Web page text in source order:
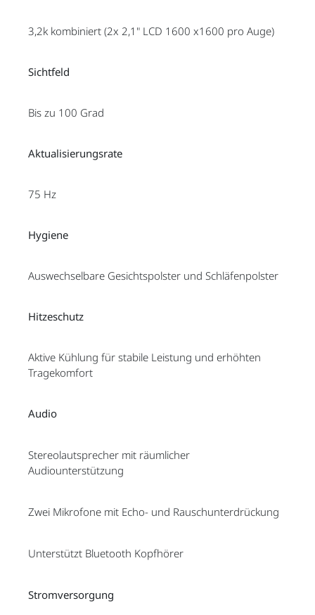
3,2k kombiniert (2x 2,1" LCD 1600 x1600 pro Auge)
Sichtfeld
Bis zu 100 Grad
Aktualisierungsrate
75 Hz
Hygiene
Auswechselbare Gesichtspolster und Schläfenpolster
Hitzeschutz
Aktive Kühlung für stabile Leistung und erhöhten
Tragekomfort
Audio
Stereolautsprecher mit räumlicher
Audiounterstützung
Zwei Mikrofone mit Echo- und Rauschunterdrückung
Unterstützt Bluetooth Kopfhörer
Stromversorgung